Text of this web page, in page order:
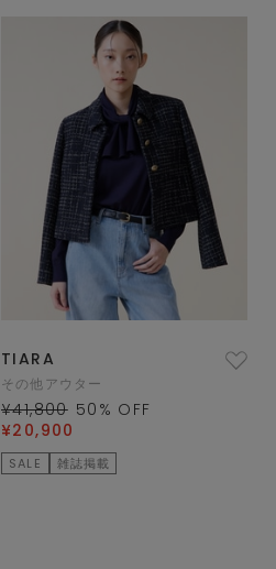
TIARA
その他アウター
¥41,800 50 % OFF
¥20,900
SALE 雑誌掲載